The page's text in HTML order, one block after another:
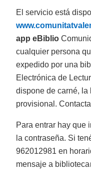
El servicio está
app eBiblio
cualquier persona
expedido por una
Electrónica de
dispone de carné,
provisional.
Para entrar hay que
la contraseña. Si
962012981 en
mensaje a